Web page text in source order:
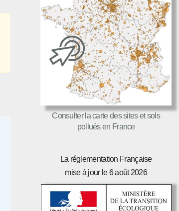
Consulter la carte des sites et sols
pollués en France
La réglementation Française
mise à jour le 6 août 2026